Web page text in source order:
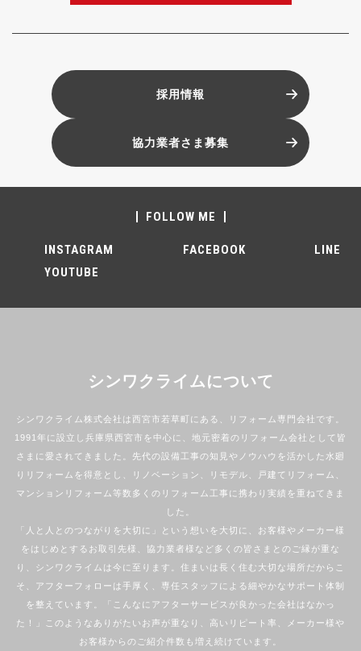
採用情報
協力業者さま募集
FOLLOW ME
INSTAGRAM FACEBOOK
LINE
YOUTUBE
シンワクライムについて
シンワクライム株式会社は西宮市若草町にある、リフォーム専門会社です。
1991年に設立し兵庫県西宮市を中心に、地元密着のリフォーム会社として皆
さまに愛されてきました。先代の設備工事の知見やノウハウを活かした水廻
りリフォームを得意とし、リノベーション、リモデル、戸建てリフォーム、
マンションリフォーム等数多くのリフォーム工事に携わり実績を重ねてきま
した。
「人と人とのつながりを大切に」という想いを大切に、お客様やメーカー様
をはじめとするお取引先様、協力業者様など多くの皆さまとのご縁が重な
り、シンワクライムは今に至ります。住まいは長く住む大切な場所だからこ
そ、アフターフォローは手厚く、専任スタッフによる細やかなサポート体制
を整えています。「こんなにアフターサービスが良かった会社はなかっ
た！」このようなありがたいお声が重なり、高いリピート率、メーカー様や
お客様からのご紹介件数も増え続けています。